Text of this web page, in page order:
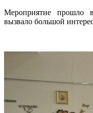
Мероприятие прошло в
вызвало большой